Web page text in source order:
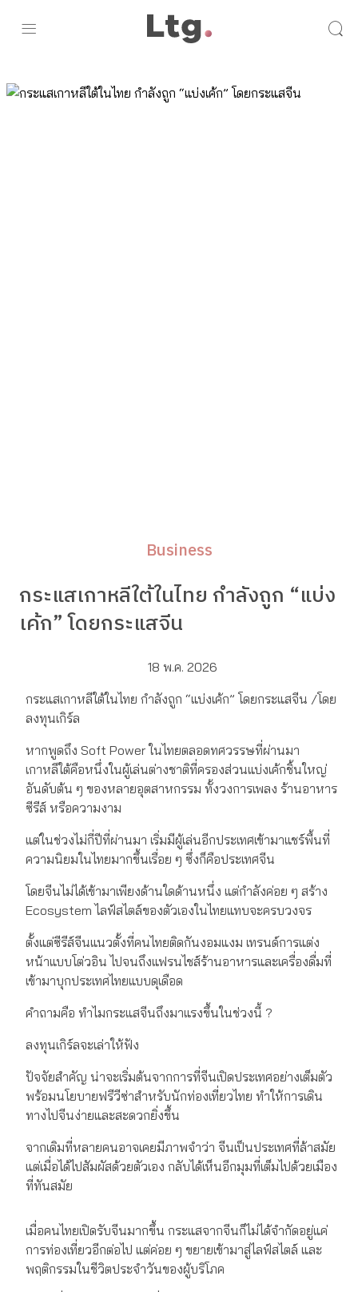
Business
กระแสเกาหลีใต้ในไทย กำลังถูก “แบ่ง
เค้ก” โดยกระแสจีน
18 พ.ค. 2026
กระแสเกาหลีใต้ในไทย กำลังถูก “แบ่งเค้ก” โดยกระแสจีน /โดย
ลงทุนเกิร์ล
หากพูดถึง Soft Power ในไทยตลอดทศวรรษที่ผ่านมา
เกาหลีใต้คือหนึ่งในผู้เล่นต่างชาติที่ครองส่วนแบ่งเค้กชิ้นใหญ่
อันดับต้น ๆ ของหลายอุตสาหกรรม ทั้งวงการเพลง ร้านอาหาร
ซีรีส์ หรือความงาม
แต่ในช่วงไม่กี่ปีที่ผ่านมา เริ่มมีผู้เล่นอีกประเทศเข้ามาแชร์พื้นที่
ความนิยมในไทยมากขึ้นเรื่อย ๆ ซึ่งก็คือประเทศจีน
โดยจีนไม่ได้เข้ามาเพียงด้านใดด้านหนึ่ง แต่กำลังค่อย ๆ สร้าง
Ecosystem ไลฟ์สไตล์ของตัวเองในไทยแทบจะครบวงจร
ตั้งแต่ซีรีส์จีนแนวตั้งที่คนไทยติดกันงอมแงม เทรนด์การแต่ง
หน้าแบบโต่วอิน ไปจนถึงแฟรนไชส์ร้านอาหารและเครื่องดื่มที่
เข้ามาบุกประเทศไทยแบบดุเดือด
คำถามคือ ทำไมกระแสจีนถึงมาแรงขึ้นในช่วงนี้ ?
ลงทุนเกิร์ลจะเล่าให้ฟัง
ปัจจัยสำคัญ น่าจะเริ่มต้นจากการที่จีนเปิดประเทศอย่างเต็มตัว
พร้อมนโยบายฟรีวีซ่าสำหรับนักท่องเที่ยวไทย ทำให้การเดิน
ทางไปจีนง่ายและสะดวกยิ่งขึ้น
จากเดิมที่หลายคนอาจเคยมีภาพจำว่า จีนเป็นประเทศที่ล้าสมัย
แต่เมื่อได้ไปสัมผัสด้วยตัวเอง กลับได้เห็นอีกมุมที่เต็มไปด้วยเมือง
ที่ทันสมัย
เมื่อคนไทยเปิดรับจีนมากขึ้น กระแสจากจีนก็ไม่ได้จำกัดอยู่แค่
การท่องเที่ยวอีกต่อไป แต่ค่อย ๆ ขยายเข้ามาสู่ไลฟ์สไตล์ และ
พฤติกรรมในชีวิตประจำวันของผู้บริโภค